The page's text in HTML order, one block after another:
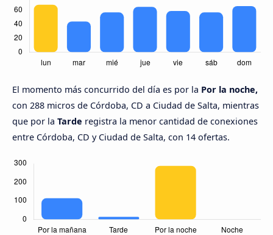
El momento más concurrido del día es por la Por la noche,
con 288 micros de Córdoba, CD a Ciudad de Salta, mientras
que por la Tarde registra la menor cantidad de conexiones
entre Córdoba, CD y Ciudad de Salta, con 14 ofertas.